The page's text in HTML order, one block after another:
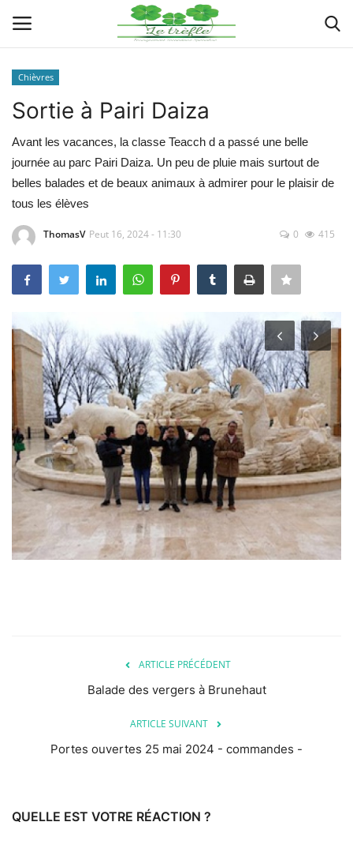
Actualités
Implantations
Organigramme
Galeries
Contacts
Chièvres
Sortie à Pairi Daiza
Avant les vacances, la classe Teacch d a passé une belle
journée au parc Pairi Daiza. Un peu de pluie mais surtout de
belles balades et de beaux animaux à admirer pour le plaisir de
tous les élèves
ThomasV Peut 16, 2024 - 11:30 0 415
ARTICLE PRÉCÉDENT
Balade des vergers à Brunehaut
ARTICLE SUIVANT
Portes ouvertes 25 mai 2024 - commandes -
QUELLE EST VOTRE RÉACTION ?